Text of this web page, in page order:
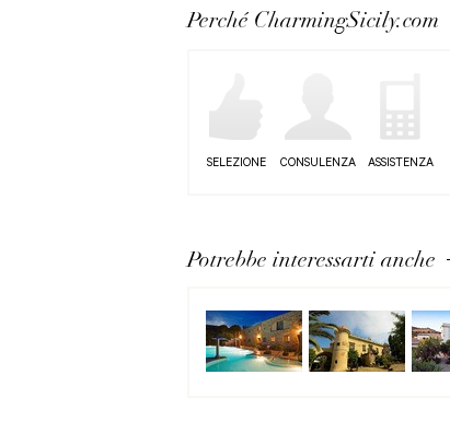
Perché CharmingSicily.com
SELEZIONE CONSULENZA ASSISTENZA
Potrebbe interessarti anche